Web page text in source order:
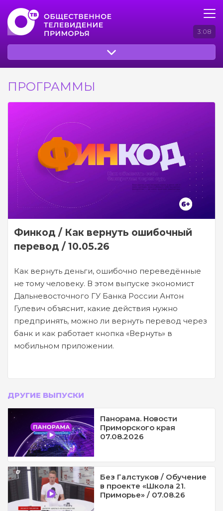
3:08
ПРОГРАММЫ
Финкод / Как вернуть ошибочный
перевод / 10.05.26
Как вернуть деньги, ошибочно переведённые
не тому человеку. В этом выпуске экономист
Дальневосточного ГУ Банка России Антон
Гулевич объяснит, какие действия нужно
предпринять, можно ли вернуть перевод через
банк и как работает кнопка «Вернуть» в
мобильном приложении.
ДРУГИЕ ВЫПУСКИ
Панорама. Новости
Приморского края
07.08.2026
Без Галстуков / Обучение
в проекте «Школа 21.
Приморье» / 07.08.26